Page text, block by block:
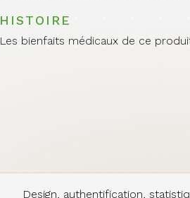
HISTOIRE
Les bienfaits médicaux de ce
Design, authentification,